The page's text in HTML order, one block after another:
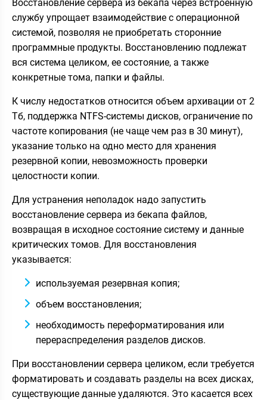
Восстановление сервера из бекапа через встроенную
службу упрощает взаимодействие с операционной
системой, позволяя не приобретать сторонние
программные продукты. Восстановлению подлежат
вся система целиком, ее состояние, а также
конкретные тома, папки и файлы.
К числу недостатков относится объем архивации от 2
Тб, поддержка NTFS-системы дисков, ограничение по
частоте копирования (не чаще чем раз в 30 минут),
указание только на одно место для хранения
резервной копии, невозможность проверки
целостности копии.
Для устранения неполадок надо запустить
восстановление сервера из бекапа файлов,
возвращая в исходное состояние систему и данные
критических томов. Для восстановления
указывается:
используемая резервная копия;
объем восстановления;
необходимость переформатирования или
перераспределения разделов дисков.
При восстановлении сервера целиком, если требуется
форматировать и создавать разделы на всех дисках,
существующие данные удаляются. Это касается всех